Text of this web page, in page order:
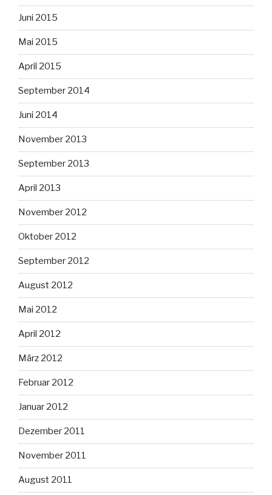
Juni 2015
Mai 2015
April 2015
September 2014
Juni 2014
November 2013
September 2013
April 2013
November 2012
Oktober 2012
September 2012
August 2012
Mai 2012
April 2012
März 2012
Februar 2012
Januar 2012
Dezember 2011
November 2011
August 2011